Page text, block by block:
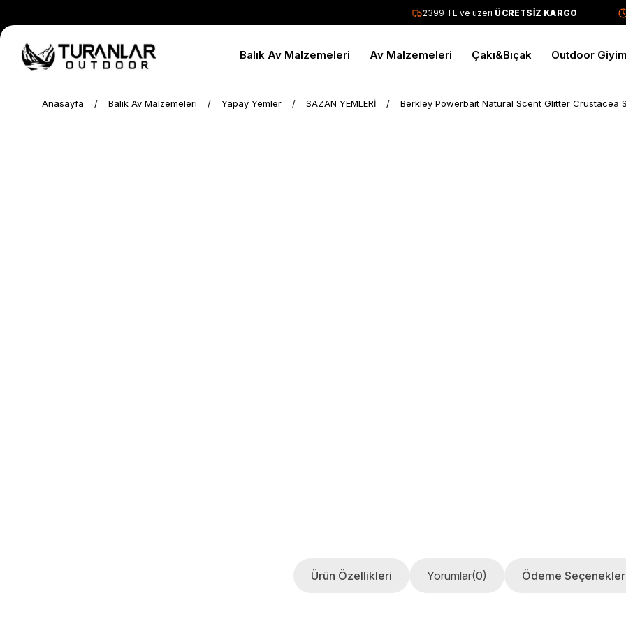
2399 TL ve üzeriÜCRETSİZ KARGO
Balık Av Malzemeleri Av Malzemeleri Çakı&Bıçak Outdoor
Anasayfa Balık Av Malzemeleri Yapay Yemler SAZAN YEMLERİ Berkley Powerbait Natural Scent Glitter Crustacea
Ürün Özellikleri Yorumlar(0) Ödeme